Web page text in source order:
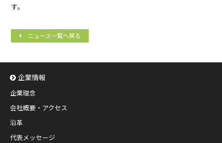
す。
ニュース一覧へ戻る
企業情報
企業理念
会社概要・アクセス
沿革
代表メッセージ